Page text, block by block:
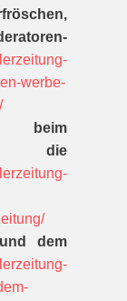
werbe-
beim
– die
dem